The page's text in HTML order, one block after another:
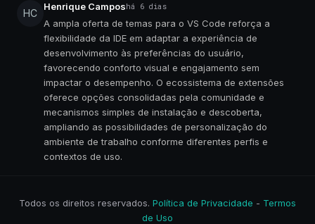
HC
Henrique Camposhá 6 dias
A ampla oferta de temas para o VS Code reforça a
flexibilidade da IDE em adaptar a experiência de
desenvolvimento às preferências do usuário,
favorecendo conforto visual e engajamento sem
impactar o desempenho. O ecossistema de extensões
oferece opções consolidadas pela comunidade e
mecanismos simples de instalação e descoberta,
ampliando as possibilidades de personalização do
ambiente de trabalho conforme diferentes perfis e
contextos de uso.
Todos os direitos reservados. Política de Privacidade - Termos
de Uso